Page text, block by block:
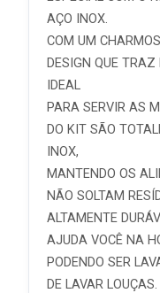
12x
AÇO INOX.
COM UM
DESIGN QUE
IDEAL
PARA SERVIR AS
DO KIT SÃO
INOX,
MANTENDO OS
NÃO SOLTAM
ALTAMENTE
AJUDA VOCÊ NA
PODENDO SER
DE LAVAR LOUÇAS.